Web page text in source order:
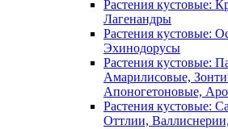
Растения кустовые:
Лагенандры
Растения кустовые:
Эхинодорусы
Растения кустовые:
Амарилисовые,
Апоногетоновые,
Растения кустовые:
Оттлии,